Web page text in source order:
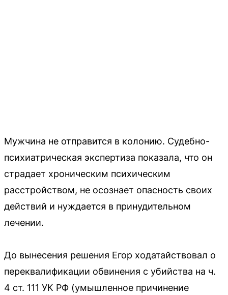
Мужчина не отправится в колонию. Судебно-
психиатрическая экспертиза показала, что он
страдает хроническим психическим
расстройством, не осознает опасность своих
действий и нуждается в принудительном
лечении.
До вынесения решения Егор ходатайствовал о
переквалификации обвинения с убийства на ч.
4 ст. 111 УК РФ (умышленное причинение